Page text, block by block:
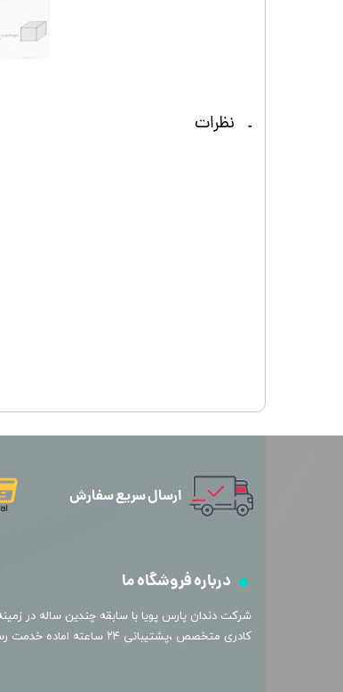
نظرات
ارسال سریع سفارش
درباره فروشگاه ما
​شرکت دندان پارس پویا با سابقه چندین ساله در
کادری متخصص ،پشتیبانی ۲۴ ساعته اماده خدمت رسانی به شما عزیزان میباشد.